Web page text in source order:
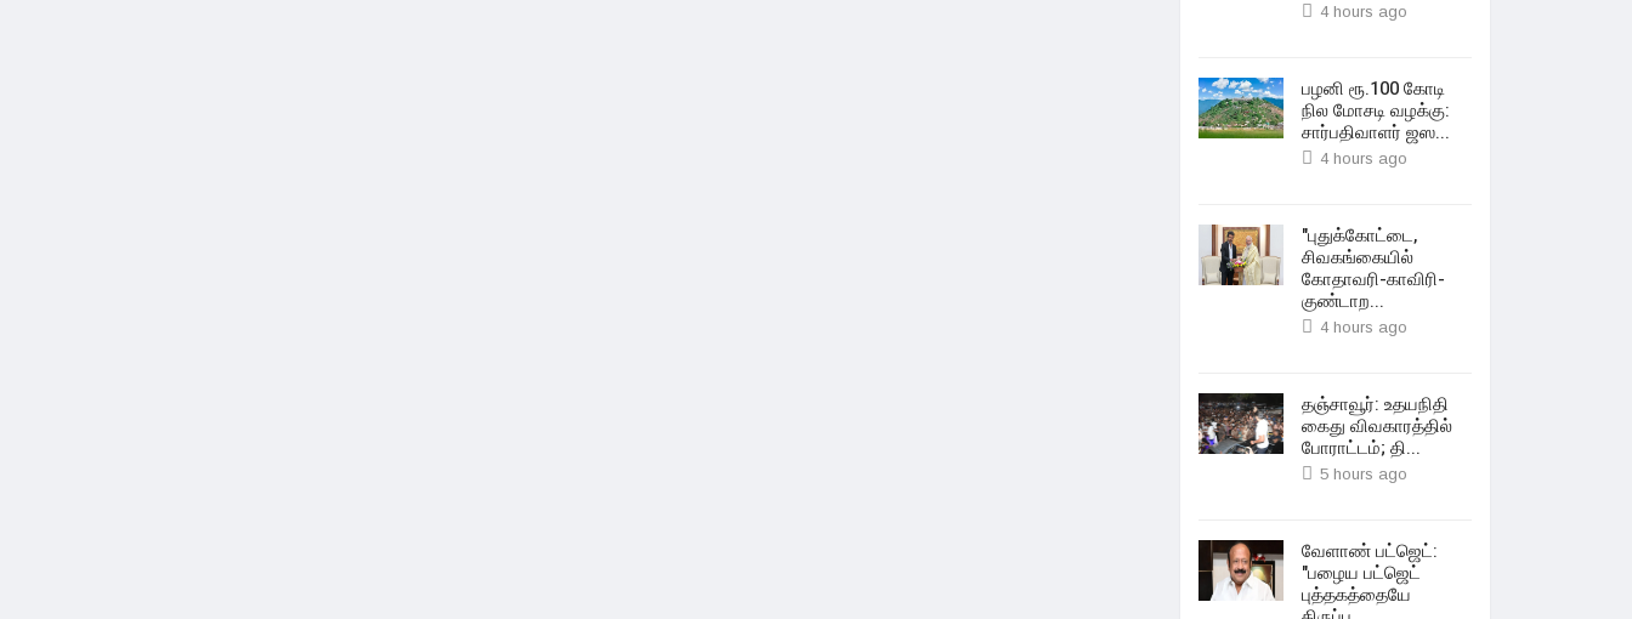
4 hours ago
பழனி ரூ.100 கோடி
நில மோசடி வழக்கு:
சார்பதிவாளர் ஜஸ...
4 hours ago
"புதுக்கோட்டை,
சிவகங்கையில்
கோதாவரி-காவிரி-
குண்டாற...
4 hours ago
தஞ்சாவூர்: உதயநிதி
கைது விவகாரத்தில்
போராட்டம்; தி...
5 hours ago
வேளாண் பட்ஜெட்:
"பழைய பட்ஜெட்
புத்தகத்தையே